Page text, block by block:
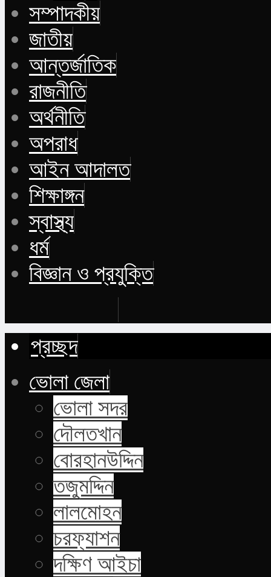
সম্পাদকীয়
জাতীয়
আন্তর্জাতিক
রাজনীতি
অর্থনীতি
অপরাধ
আইন আদালত
শিক্ষাঙ্গন
স্বাস্থ্য
ধর্ম
বিজ্ঞান ও প্রযুক্তি
প্রচ্ছদ
ভোলা জেলা
ভোলা সদর
দৌলতখান
বোরহানউদ্দিন
তজুমদ্দিন
লালমোহন
চরফ্যাশন
দক্ষিণ আইচা